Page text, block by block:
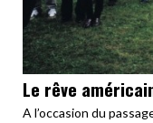
Le rêve
A l’occasion du